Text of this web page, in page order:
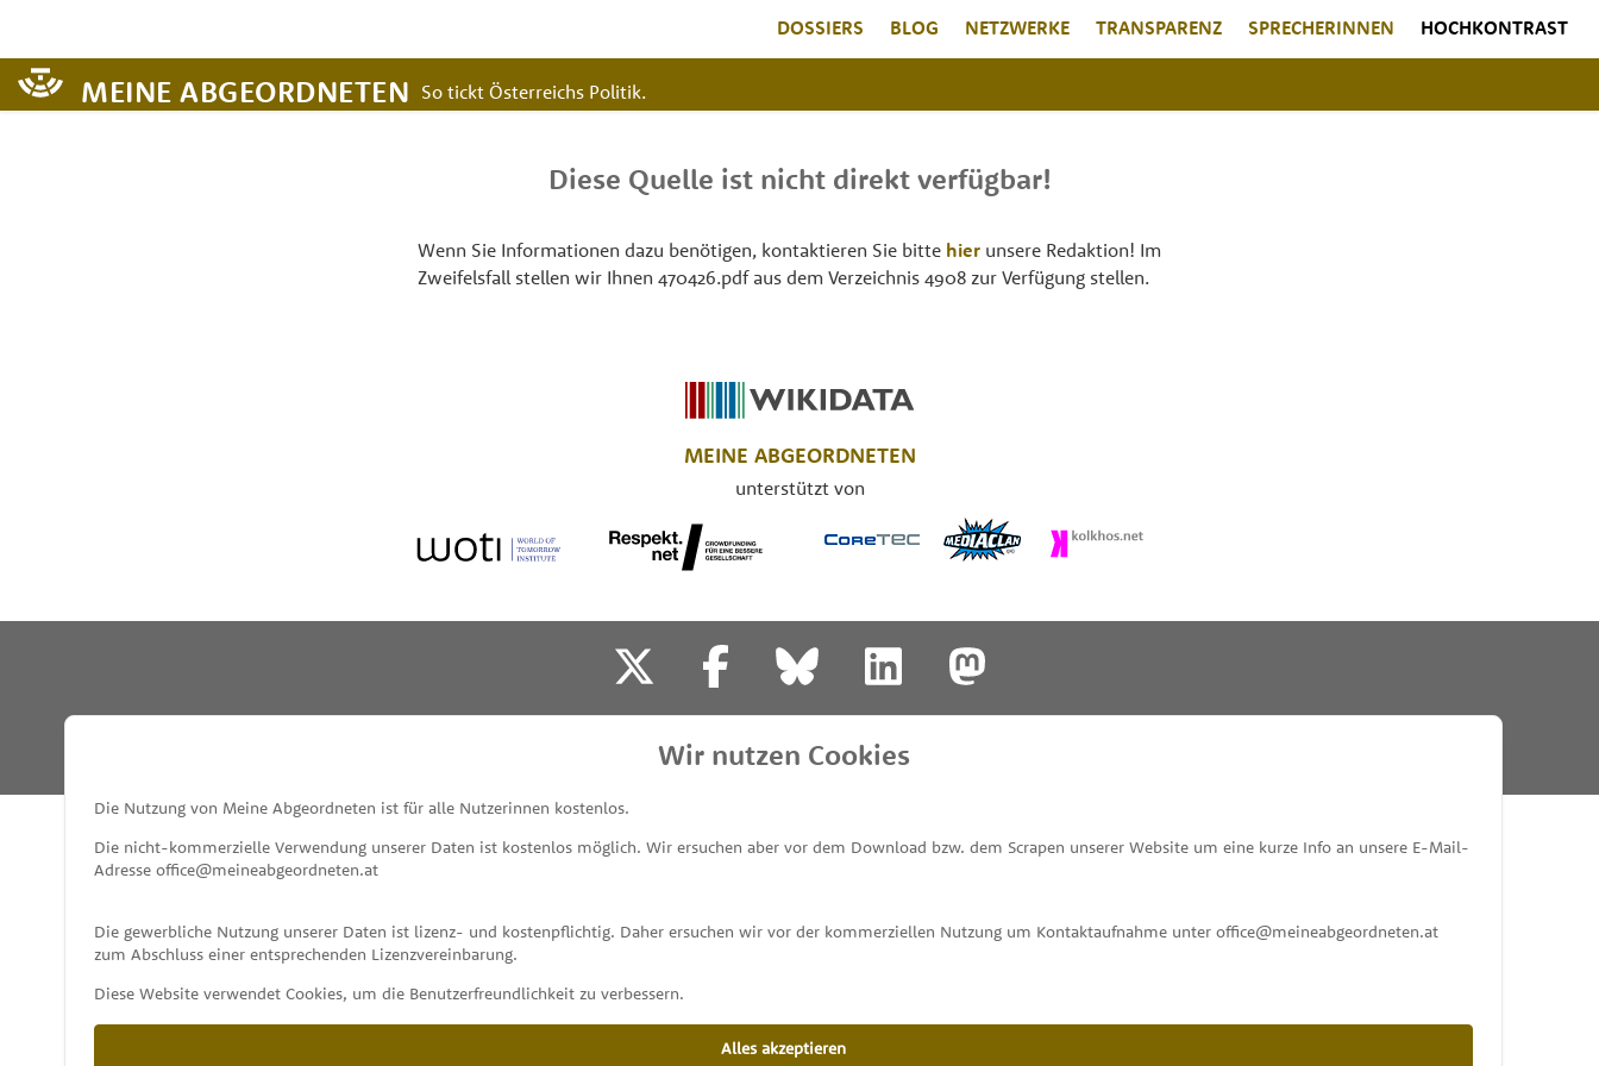
DOSSIERS BLOG NETZWERKE TRANSPARENZ SPRECHERINNEN HOCHKONTRAST
MEINE ABGEORDNETEN So tickt Österreichs Politik.
Diese Quelle ist nicht direkt verfügbar!
Wenn Sie Informationen dazu benötigen, kontaktieren Sie bitte hier unsere Redaktion! Im
Zweifelsfall stellen wir Ihnen 470426.pdf aus dem Verzeichnis 4908 zur Verfügung stellen.
MEINE ABGEORDNETEN
unterstützt von
Wir nutzen Cookies
Die Nutzung von Meine Abgeordneten ist für alle Nutzerinnen kostenlos.
Die nicht-kommerzielle Verwendung unserer Daten ist kostenlos möglich. Wir ersuchen aber vor dem Download bzw. dem Scrapen unserer Website um eine kurze Info an unsere E-Mail-
Adresse office@meineabgeordneten.at
Die gewerbliche Nutzung unserer Daten ist lizenz- und kostenpflichtig. Daher ersuchen wir vor der kommerziellen Nutzung um Kontaktaufnahme unter office@meineabgeordneten.at
zum Abschluss einer entsprechenden Lizenzvereinbarung.
Diese Website verwendet Cookies, um die Benutzerfreundlichkeit zu verbessern.
Alles akzeptieren